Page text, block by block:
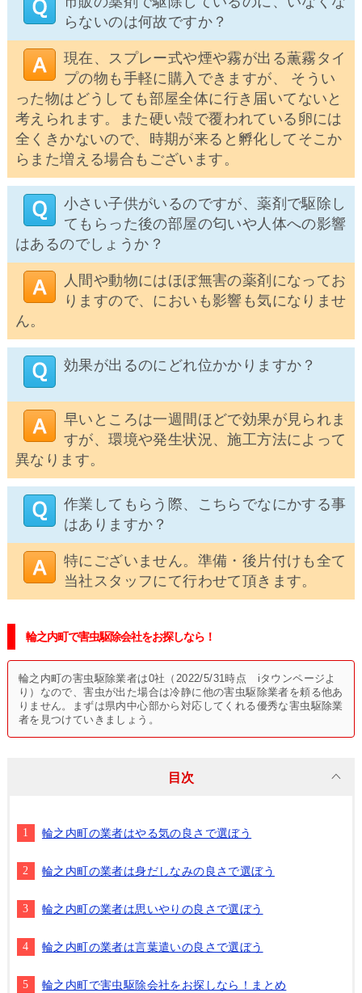
らないのは何故ですか？
現在、スプレー式や煙や霧が出る薫霧タイ
プの物も手軽に購入できますが、 そうい
った物はどうしても部屋全体に行き届いてないと
考えられます。また硬い殻で覆われている卵には
全くきかないので、時期が来ると孵化してそこか
らまた増える場合もございます。
小さい子供がいるのですが、薬剤で駆除し
てもらった後の部屋の匂いや人体への影響
はあるのでしょうか？
人間や動物にはほぼ無害の薬剤になってお
りますので、においも影響も気になりませ
ん。
効果が出るのにどれ位かかりますか？
早いところは一週間ほどで効果が見られま
すが、環境や発生状況、施工方法によって
異なります。
作業してもらう際、こちらでなにかする事
はありますか？
特にございません。準備・後片付けも全て
当社スタッフにて行わせて頂きます。
輪之内町で害虫駆除会社をお探しなら！
輪之内町の害虫駆除業者は0社（2022/5/31時点 iタウンページよ
り）なので、害虫が出た場合は冷静に他の害虫駆除業者を頼る他あ
りません。まずは県内中心部から対応してくれる優秀な害虫駆除業
者を見つけていきましょう。
目次
輪之内町の業者はやる気の良さで選ぼう
輪之内町の業者は身だしなみの良さで選ぼう
輪之内町の業者は思いやりの良さで選ぼう
輪之内町の業者は言葉遣いの良さで選ぼう
輪之内町で害虫駆除会社をお探しなら！まとめ